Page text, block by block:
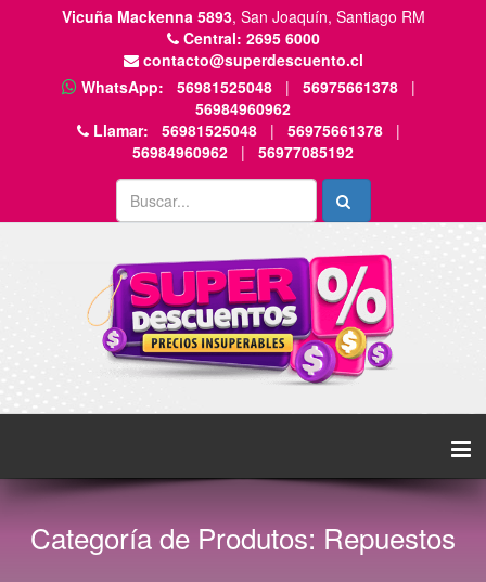
Vicuña Mackenna 5893, San Joaquín, Santiago RM
Central: 2695 6000
contacto@superdescuento.cl
WhatsApp:
56981525048 | 56975661378
|
56984960962
Llamar:
56981525048 | 56975661378
|
56984960962
| 56977085192
Categoría de Produtos: Repuestos